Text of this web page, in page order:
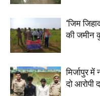
‘जिम
की जमीन
मिर्जापुर
दो आरोपी